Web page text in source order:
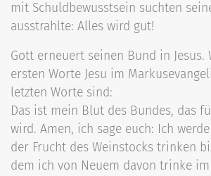
mit Schuldbewusstsein suchten
ausstrahlte: Alles wird gut!
Gott erneuert seinen Bund in
ersten Worte Jesu im
letzten Worte sind:
Das ist mein Blut des Bundes, das
wird. Amen, ich sage euch: Ich
der Frucht des Weinstocks trinken
dem ich von Neuem davon trinke im